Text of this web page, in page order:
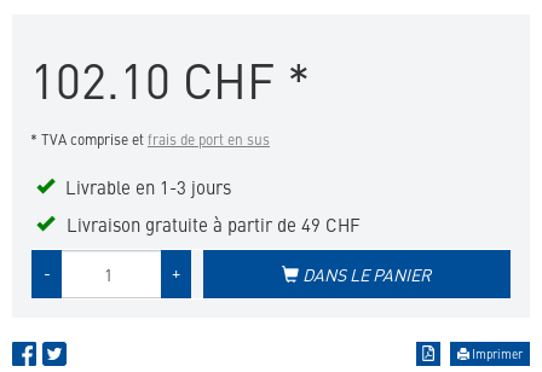
102.10 CHF *
* TVA comprise etfrais de port en sus
Livrable en 1-3 jours
Livraison gratuite à partir de 49 CHF
+
- DANS LE PANIER
Imprimer